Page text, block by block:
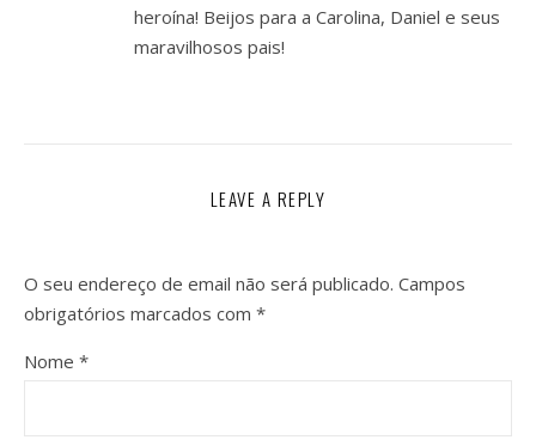
heroína! Beijos para a Carolina, Daniel e seus
maravilhosos pais!
LEAVE A REPLY
O seu endereço de email não será publicado. Campos
obrigatórios marcados com *
Nome *